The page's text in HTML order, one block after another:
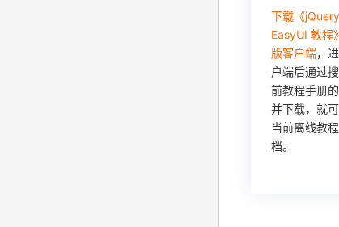
下载《jQuery
EasyUI 教程
版客户端，
户端后通过
前教程手册
并下载，就
当前离线教
档。